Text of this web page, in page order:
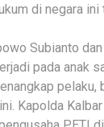
di negara ini
Subianto
pada anak
Kapolda